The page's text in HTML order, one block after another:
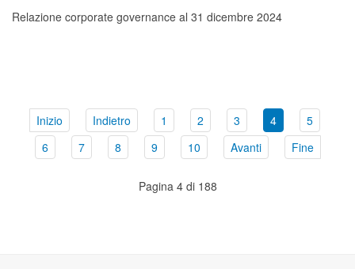
Relazione corporate governance al 31 dicembre 2024
Inizio Indietro 1 2 3 4
5
6
7 8 9 10 Avanti Fine
Pagina 4 di 188